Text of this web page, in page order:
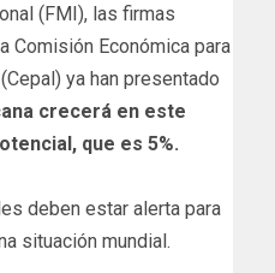
(FMI), las firmas
Comisión Económica para
ya han presentado
crecerá en este
que es 5%.
deben estar alerta para
situación mundial.